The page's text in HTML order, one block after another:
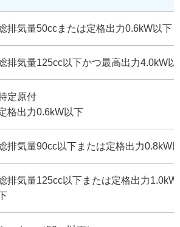
排気量50ccまたは定格出力0.6kW以下
排気量125cc以下かつ最高出力4.0kW以
定原付
格出力0.6kW以下
排気量90cc以下または定格出力0.8kW
排気量125cc以下または定格出力1.0kW